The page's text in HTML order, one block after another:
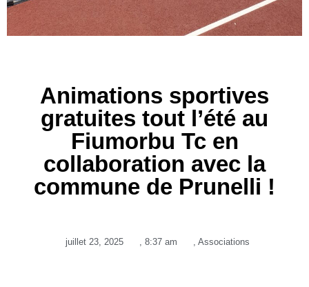
Animations sportives
gratuites tout l’été au
Fiumorbu Tc en
collaboration avec la
commune de Prunelli !
juillet 23, 2025 8:37 am Associations